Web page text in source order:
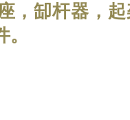
，缷杆器，